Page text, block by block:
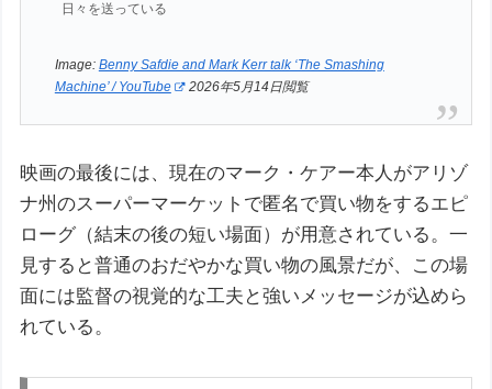
日々を送っている
Image: Benny Safdie and Mark Kerr talk ‘The Smashing
Machine’ / YouTube
2026年5月14日閲覧
映画の最後には、現在のマーク・ケアー本人がアリゾ
ナ州のスーパーマーケットで匿名で買い物をするエピ
ローグ（結末の後の短い場面）が用意されている。一
見すると普通のおだやかな買い物の風景だが、この場
面には監督の視覚的な工夫と強いメッセージが込めら
れている。